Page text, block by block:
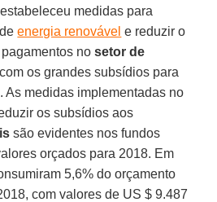
medidas para
deenergia renovável e reduzir o
nosetor de
os grandes subsídios para
As medidas implementadas no
os subsídios aos
são evidentes nos fundos
orçados para 2018. Em
5,6% do orçamento
com valores de US $ 9.487